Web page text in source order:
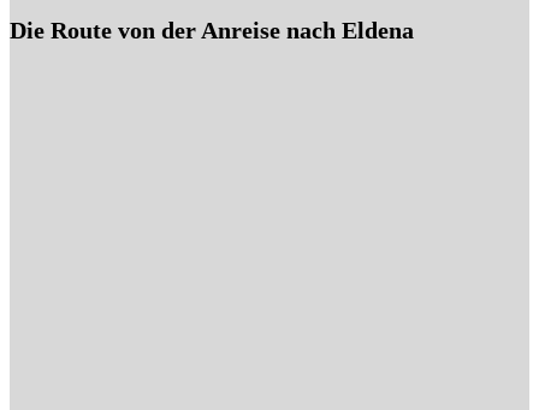
Die Route von der Anreise nach Eldena